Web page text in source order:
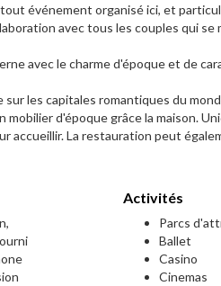
événement organisé ici, et
avec tous les couples qui
avec le charme d'époque et de
les capitales romantiques du
d'époque grâce la maison.
accueillir. La restauration peut
Activités
Parcs
Ballet
Casino
Cinemas